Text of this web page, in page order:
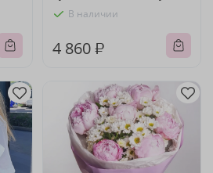
В наличии
4 860 ₽